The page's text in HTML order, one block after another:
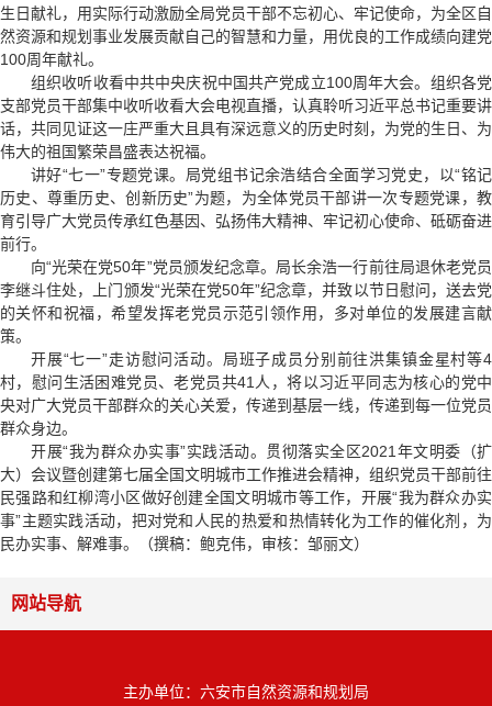
生日献礼，用实际行动激励全局党员干部不忘初心、牢记使命，为全区自
然资源和规划事业发展贡献自己的智慧和力量，用优良的工作成绩向建党
100周年献礼。
组织收听收看中共中央庆祝中国共产党成立100周年大会。组织各党
支部党员干部集中收听收看大会电视直播，认真聆听习近平总书记重要讲
话，共同见证这一庄严重大且具有深远意义的历史时刻，为党的生日、为
伟大的祖国繁荣昌盛表达祝福。
讲好“七一”专题党课。局党组书记余浩结合全面学习党史，以“铭记
历史、尊重历史、创新历史”为题，为全体党员干部讲一次专题党课，教
育引导广大党员传承红色基因、弘扬伟大精神、牢记初心使命、砥砺奋进
前行。
向“光荣在党50年”党员颁发纪念章。局长余浩一行前往局退休老党员
李继斗住处，上门颁发“光荣在党50年”纪念章，并致以节日慰问，送去党
的关怀和祝福，希望发挥老党员示范引领作用，多对单位的发展建言献
策。
开展“七一”走访慰问活动。局班子成员分别前往洪集镇金星村等4
村，慰问生活困难党员、老党员共41人，将以习近平同志为核心的党中
央对广大党员干部群众的关心关爱，传递到基层一线，传递到每一位党员
群众身边。
开展“我为群众办实事”实践活动。贯彻落实全区2021年文明委（扩
大）会议暨创建第七届全国文明城市工作推进会精神，组织党员干部前往
民强路和红柳湾小区做好创建全国文明城市等工作，开展“我为群众办实
事”主题实践活动，把对党和人民的热爱和热情转化为工作的催化剂，为
民办实事、解难事。（撰稿：鲍克伟，审核：邹丽文）
网站导航
主办单位：六安市自然资源和规划局